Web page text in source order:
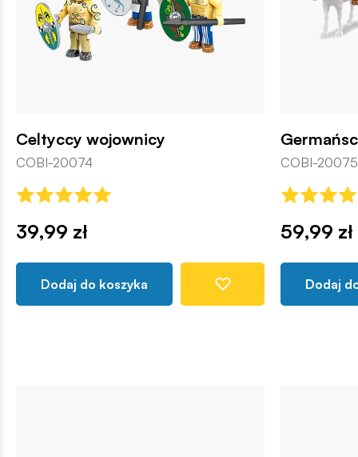
Celtyccy wojownicy
COBI-20074
39,99 zł
Dodaj do koszyka
COBI-20075
59,99 zł
Dodaj